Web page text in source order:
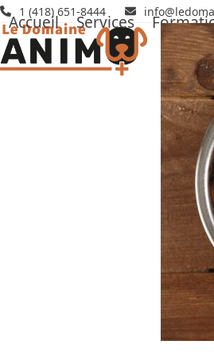
Skip
to
content
1 (418) 651-8444
Accueil Services